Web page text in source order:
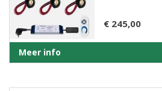
€ 245,00
Meer info